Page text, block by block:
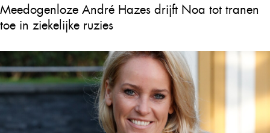
Meedogenloze André Hazes drijft Noa tot tranen
toe in ziekelijke ruzies